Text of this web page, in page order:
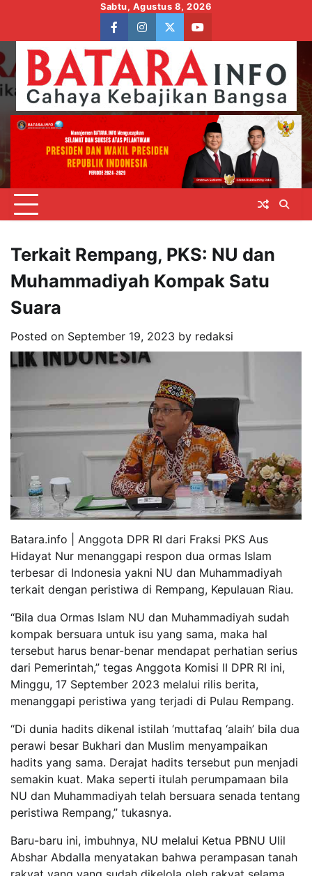
content
Sabtu, Agustus 8, 2026
facebookinstagram
twitteryoutube
Terkait Rempang, PKS: NU dan
Muhammadiyah Kompak Satu
Suara
Posted on September 19, 2023 by redaksi
Batara.info | Anggota DPR RI dari Fraksi PKS Aus
Hidayat Nur menanggapi respon dua ormas Islam
terbesar di Indonesia yakni NU dan Muhammadiyah
terkait dengan peristiwa di Rempang, Kepulauan Riau.
“Bila dua Ormas Islam NU dan Muhammadiyah sudah
kompak bersuara untuk isu yang sama, maka hal
tersebut harus benar-benar mendapat perhatian serius
dari Pemerintah,” tegas Anggota Komisi II DPR RI ini,
Minggu, 17 September 2023 melalui rilis berita,
menanggapi peristiwa yang terjadi di Pulau Rempang.
“Di dunia hadits dikenal istilah ‘muttafaq ‘alaih’ bila dua
perawi besar Bukhari dan Muslim menyampaikan
hadits yang sama. Derajat hadits tersebut pun menjadi
semakin kuat. Maka seperti itulah perumpamaan bila
NU dan Muhammadiyah telah bersuara senada tentang
peristiwa Rempang,” tukasnya.
Baru-baru ini, imbuhnya, NU melalui Ketua PBNU Ulil
Abshar Abdalla menyatakan bahwa perampasan tanah